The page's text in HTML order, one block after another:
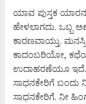
ಯಾವ ಪುಸ್ತಕ
ಹೇಳಲಾಗದು. ಒಬ್ಬ
ಕಾರಣವಾಯ್ತು.
ಕಾದಂಬರಿಯೋ,
ಉದಾಹರಣೆಯೂ ಇದೆ.
ಸಾಧನಕೇರಿಗೆ ಬಂದು
ಸಾಧನಕೇರಿಗೆ. ನೀ